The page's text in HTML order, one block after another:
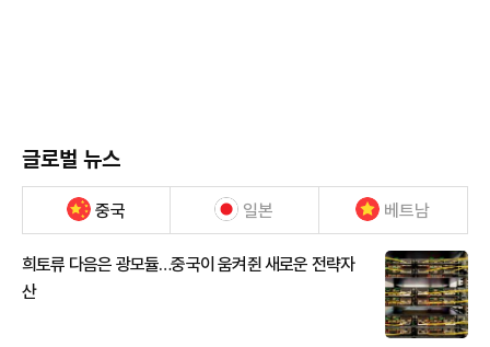
글로벌 뉴스
중국 일본 베트남
희토류 다음은 광모듈…중국이 움켜쥔 새로운 전략자
산